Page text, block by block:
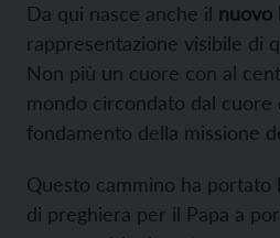
Da qui nasce anche il nuovo
rappresentazione visibile di
Non più un cuore con al
mondo circondato dal cuore
fondamento della missione
Questo cammino ha portato
di preghiera per il Papa a